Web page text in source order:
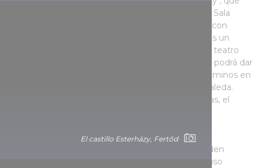
El castillo Esterházy, Fertőd
incluye un recorrido por el Comedor de Verano, la Sala
Terrena, la Sala Haydn, la Sala Apolo, la Sala China con
pinturas de laca y la Capilla, mientras que el otro es un
recorrido histórico igualmente apasionante por el teatro
barroco. Además de visitar los espacios interiores, podrá dar
un paseo guiado por el parque. A través de sus caminos en
forma de abanico, podrá llegar a la pintoresca rosaleda.
Pasee por el patio para ver las antiguas caballerizas, el
Algunas de las salas y patios de la residencia pueden
alquilarse para bodas, eventos corporativos o incluso